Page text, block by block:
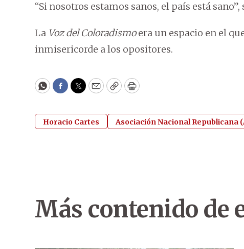
“Si nosotros estamos sanos, el país está sano”,
La Voz del Coloradismoera un espacio en el
inmisericorde a los opositores.
WhatsApp
Facebook
Twitter
EmailCopyPrint
Horacio Cartes Asociación Nacional Republicana
Más contenido de